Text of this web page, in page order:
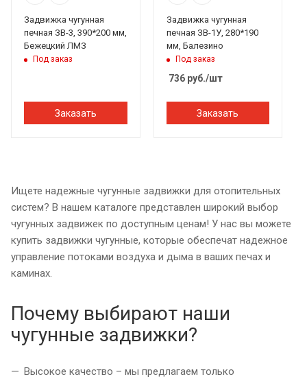
Задвижка чугунная
печная ЗВ-3, 390*200 мм,
Бежецкий ЛМЗ
Под заказ
Заказать
Задвижка чугунная
печная ЗВ-1У, 280*190
мм, Балезино
Под заказ
736руб./шт
Заказать
Ищете надежные чугунные задвижки для отопительных
систем? В нашем каталоге представлен широкий выбор
чугунных задвижек по доступным ценам! У нас вы можете
купить задвижки чугунные, которые обеспечат надежное
управление потоками воздуха и дыма в ваших печах и
каминах.
Почему выбирают наши
чугунные задвижки?
Высокое качество – мы предлагаем только